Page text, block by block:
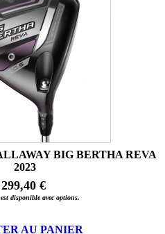
BIG BERTHA REVA
2023
299,40 €
disponible avec options.
AU PANIER